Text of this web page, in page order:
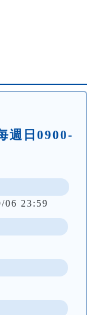
週日0900-
06 23:59